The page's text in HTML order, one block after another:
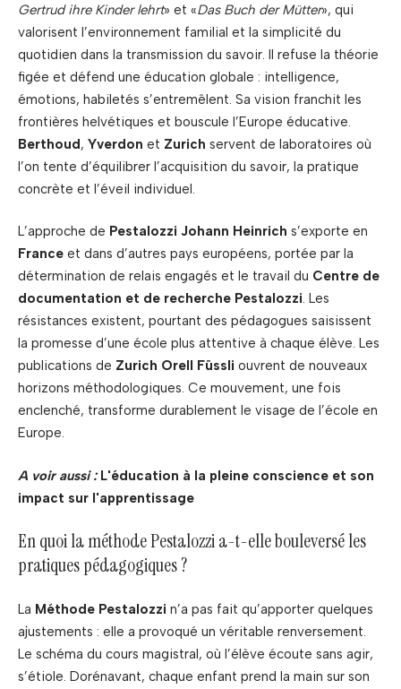
Gertrud ihre Kinder lehrt» et «Das Buch der Mütter», qui
valorisent l’environnement familial et la simplicité du
quotidien dans la transmission du savoir. Il refuse la théorie
figée et défend une éducation globale : intelligence,
émotions, habiletés s’entremêlent. Sa vision franchit les
frontières helvétiques et bouscule l’Europe éducative.
Berthoud, Yverdon et Zurich servent de laboratoires où
l’on tente d’équilibrer l’acquisition du savoir, la pratique
concrète et l’éveil individuel.
L’approche de Pestalozzi Johann Heinrich s’exporte en
France et dans d’autres pays européens, portée par la
détermination de relais engagés et le travail du Centre de
documentation et de recherche Pestalozzi. Les
résistances existent, pourtant des pédagogues saisissent
la promesse d’une école plus attentive à chaque élève. Les
publications de Zurich Orell Füssli ouvrent de nouveaux
horizons méthodologiques. Ce mouvement, une fois
enclenché, transforme durablement le visage de l’école en
Europe.
A voir aussi : L'éducation à la pleine conscience et son
impact sur l'apprentissage
En quoi la méthode Pestalozzi a-t-elle bouleversé les
pratiques pédagogiques ?
La Méthode Pestalozzi n’a pas fait qu’apporter quelques
ajustements : elle a provoqué un véritable renversement.
Le schéma du cours magistral, où l’élève écoute sans agir,
s’étiole. Dorénavant, chaque enfant prend la main sur son